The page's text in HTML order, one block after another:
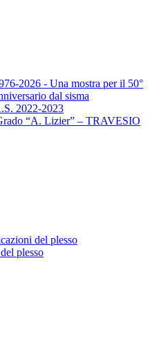
2026 - Una mostra per il 50°
dal sisma
2022-2023
“A. Lizier” – TRAVESIO
del plesso
plesso